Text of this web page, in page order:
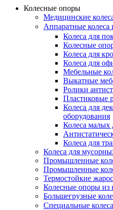
Колесные опоры
Медицинские
Аппаратные
Колеса для
Колесные
Колеса для
Колеса для
Мебельные
Выкатные
Ролики
Пластиковые
Колеса для
оборудования
Колеса малых
Колеса для
Колеса для
Промышленные
Промышленные
Термостойкие
Колесные опоры из
Большегрузные
Специальные